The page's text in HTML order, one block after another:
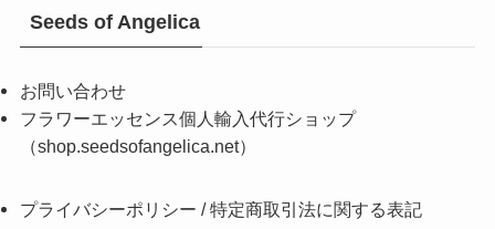
Seeds of Angelica
お問い合わせ
フラワーエッセンス個人輸入代行ショップ
（shop.seedsofangelica.net）
プライバシーポリシー /特定商取引法に関する表記